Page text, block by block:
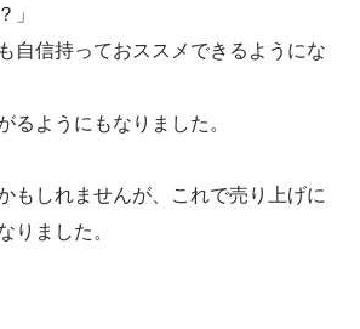
」
自信持っておススメできるようにな
るようにもなりました。
もしれませんが、これで売り上げに
りました。